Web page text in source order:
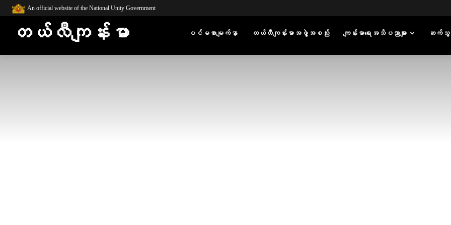
An official website of the National Unity Government
တယ်လီကျန်းမာ ပင်မစာမျက်နှာ တယ်လီကျန်းမာအဖွဲ့အစည်း ကျန်းမာရေးအသိပညာများ ဆက်